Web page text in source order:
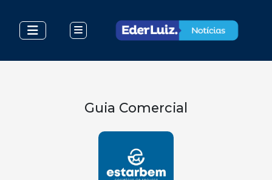
Guia Comercial